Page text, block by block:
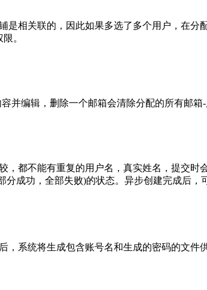
是相关联的，因此如果多选了多个用户，在
。
并编辑，删除一个邮箱会清除分配的所有邮箱-
，都不能有重复的用户名，真实姓名，提交
成功，全部失败)的状态。异步创建完成后，
系统将生成包含账号名和生成的密码的文件